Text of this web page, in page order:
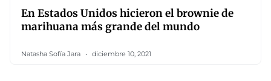
En Estados Unidos hicieron el brownie de
marihuana más grande del mundo
Natasha Sofía Jara diciembre 10, 2021